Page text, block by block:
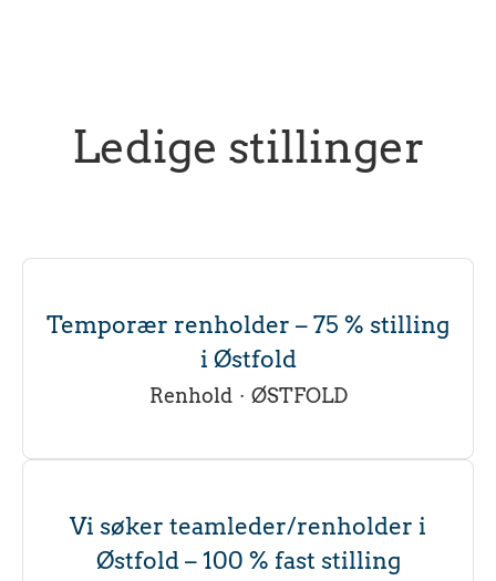
Ledige stillinger
Temporær renholder – 75 % stilling
i Østfold
Renhold · ØSTFOLD
Vi søker teamleder/renholder i
Østfold – 100 % fast stilling